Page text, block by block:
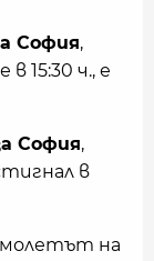
София,
15:30 ч., е
София,
в
на